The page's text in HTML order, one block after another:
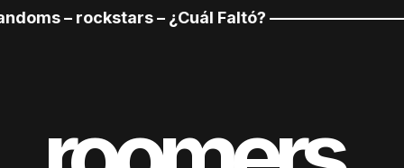
– ¿Cuál Faltó?